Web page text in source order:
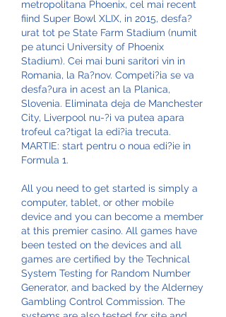
metropolitana Phoenix, cel mai recent
fiind Super Bowl XLIX, in 2015, desfa?
urat tot pe State Farm Stadium (numit
pe atunci University of Phoenix
Stadium). Cei mai buni saritori vin in
Romania, la Ra?nov. Competi?ia se va
desfa?ura in acest an la Planica,
Slovenia. Eliminata deja de Manchester
City, Liverpool nu-?i va putea apara
trofeul ca?tigat la edi?ia trecuta.
MARTIE: start pentru o noua edi?ie in
Formula 1.
All you need to get started is simply a
computer, tablet, or other mobile
device and you can become a member
at this premier casino. All games have
been tested on the devices and all
games are certified by the Technical
System Testing for Random Number
Generator, and backed by the Alderney
Gambling Control Commission. The